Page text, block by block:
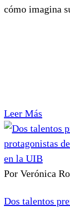
cómo imagina
Leer Más
Por Verónica
Dos talentos